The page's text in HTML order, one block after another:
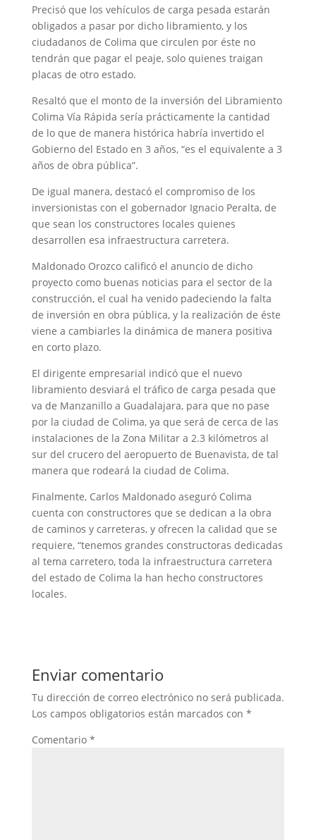
Precisó que los vehículos de carga pesada estarán
obligados a pasar por dicho libramiento, y los
ciudadanos de Colima que circulen por éste no
tendrán que pagar el peaje, solo quienes traigan
placas de otro estado.
Resaltó que el monto de la inversión del Libramiento
Colima Vía Rápida sería prácticamente la cantidad
de lo que de manera histórica habría invertido el
Gobierno del Estado en 3 años, “es el equivalente a 3
años de obra pública”.
De igual manera, destacó el compromiso de los
inversionistas con el gobernador Ignacio Peralta, de
que sean los constructores locales quienes
desarrollen esa infraestructura carretera.
Maldonado Orozco calificó el anuncio de dicho
proyecto como buenas noticias para el sector de la
construcción, el cual ha venido padeciendo la falta
de inversión en obra pública, y la realización de éste
viene a cambiarles la dinámica de manera positiva
en corto plazo.
El dirigente empresarial indicó que el nuevo
libramiento desviará el tráfico de carga pesada que
va de Manzanillo a Guadalajara, para que no pase
por la ciudad de Colima, ya que será de cerca de las
instalaciones de la Zona Militar a 2.3 kilómetros al
sur del crucero del aeropuerto de Buenavista, de tal
manera que rodeará la ciudad de Colima.
Finalmente, Carlos Maldonado aseguró Colima
cuenta con constructores que se dedican a la obra
de caminos y carreteras, y ofrecen la calidad que se
requiere, “tenemos grandes constructoras dedicadas
al tema carretero, toda la infraestructura carretera
del estado de Colima la han hecho constructores
locales.
Enviar comentario
Tu dirección de correo electrónico no será publicada.
Los campos obligatorios están marcados con *
Comentario *